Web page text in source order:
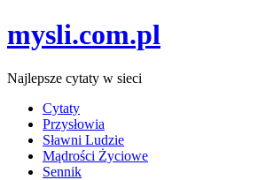
mysli.com.pl
Najlepsze cytaty w sieci
Cytaty
Przysłowia
Sławni Ludzie
Mądrości Życiowe
Sennik